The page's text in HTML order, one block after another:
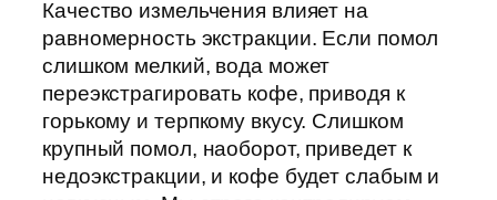
Качество измельчения влияет на
равномерность экстракции. Если помол
слишком мелкий, вода может
переэкстрагировать кофе, приводя к
горькому и терпкому вкусу. Слишком
крупный помол, наоборот, приведет к
недоэкстракции, и кофе будет слабым и